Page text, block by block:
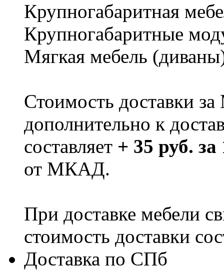
Крупногабаритная
Крупногабаритные
Мягкая мебель
Стоимость доставки
дополнительно к
составляет + 35 руб.
от МКАД.
При доставке мебели
стоимость доставки
Доставка по СПб